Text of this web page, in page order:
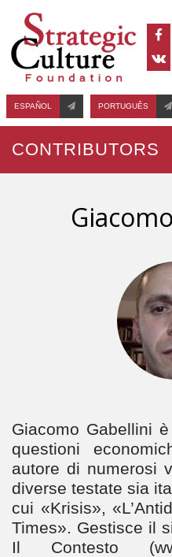
ESPAÑOL PORTUGUÊS
CONTRIBUTORS
Giacomo Gabellini
questioni
autore di numerosi
diverse testate sia
cui «Krisis»,
Times». Gestisce il
Il Contesto